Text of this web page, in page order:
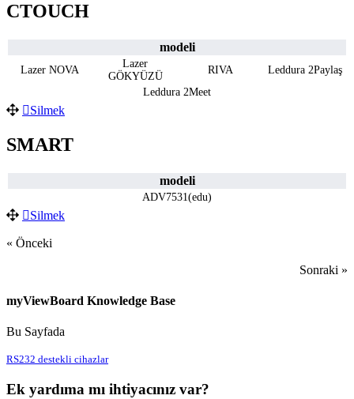
CTOUCH
modeli
Lazer NOVA
Lazer
GÖKYÜZÜ
RIVA
Leddura 2Paylaş
Leddura 2Meet
Silmek
SMART
modeli
ADV7531(edu)
Silmek
« Önceki
Sonraki »
myViewBoard Knowledge Base
Bu Sayfada
RS232 destekli cihazlar
Ek yardıma mı ihtiyacınız var?